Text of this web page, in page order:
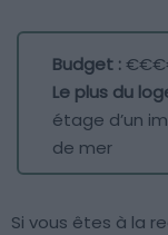
Budget :
Le plus du
étage d’un
de mer
Si vous êtes à la